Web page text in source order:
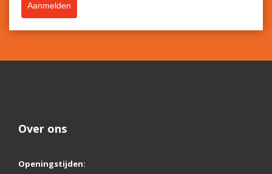
Aanmelden
Over ons
Openingstijden: